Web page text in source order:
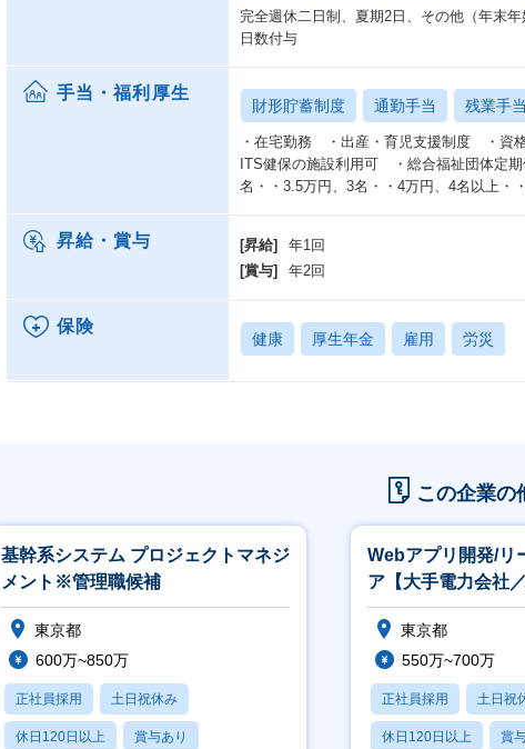
完全週休二日制、夏期2日、その他（年末
日数付与
手当・福利厚生
財形貯蓄制度 通勤手当 残業手当
・在宅勤務 ・出産・育児支援制度 ・
ITS健保の施設利用可 ・総合福祉団体定
名・・3.5万円、3名・・4万円、4名以上
昇給・賞与 [昇給]
年1回
[賞与]
年2回
保険
健康 厚生年金 雇用 労災
この企業の
基幹系システム プロジェクトマネジ
メント※管理職候補
東京都
600万~850万
正社員採用 土日祝休み
休日120日以上 賞与あり
Webアプリ開発/リ
ア【大手電力会社
け案件／上流工程
東京都
550万~700万
正社員採用 土日祝
休日120日以上 賞